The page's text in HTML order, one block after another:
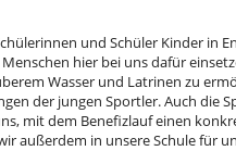
und Schüler Kinder in
hier bei uns dafür
Wasser und Latrinen zu
der jungen Sportler. Auch die
mit dem Benefizlauf einen
außerdem in unsere Schule für